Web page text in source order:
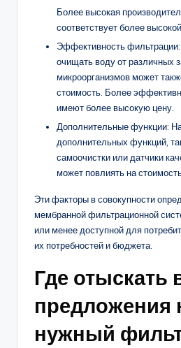
Более высокая
соответствует более
Эффективность
очищать воду от различных
микроорганизмов может
стоимость. Более
имеют более высокую цену.
Дополнительные функции:
дополнительных функций,
самоочистки или датчики
может повлиять на
Эти факторы в совокупности
мембранной фильтрационной
или менее доступной для
их потребностей и бюджета.
Где
предложения
нужный